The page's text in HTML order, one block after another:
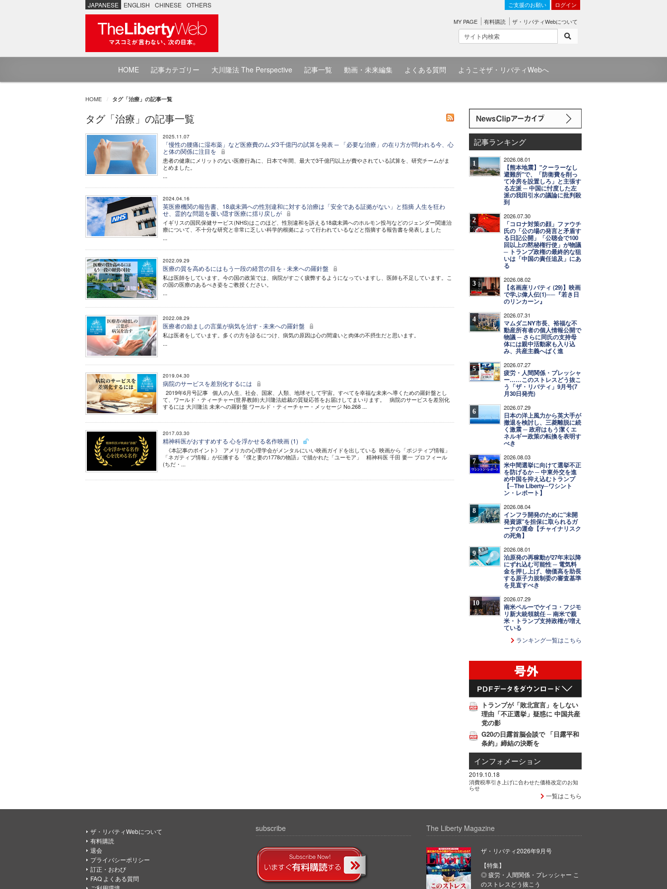
JAPANESE ENGLISH CHINESE OTHERS ご支援のお願い ログイン
MY PAGE 有料購読 ザ・リバティWebについて
HOME 記事カテゴリー 大川隆法 The Perspective 記事一覧 動画・未来編集 よくある質問 ようこそザ・リバティWebへ
HOME タグ「治療」の記事一覧
タグ「治療」の記事一覧
2025.11.07
「慢性の腰痛に湿布薬」など医療費のムダ3千億円の試算を発表 ─ 「必要な治療」の在り方が問われる今、心
と体の関係に注目を
患者の健康にメリットのない医療行為に、日本で年間、最大で3千億円以上が費やされている試算を、研究チームがま
とめました。
...
2024.04.16
英医療機関の報告書、18歳未満への性別違和に対する治療は「安全である証拠がない」と指摘 人生を狂わ
せ、霊的な問題を覆い隠す医療に揺り戻しが
イギリスの国民保健サービス(NHS)はこのほど、性別違和を訴える18歳未満へのホルモン投与などのジェンダー関連治
療について、不十分な研究と非常に乏しい科学的根拠によって行われているなどと指摘する報告書を発表しました
...
2022.09.29
医療の質を高めるにはもう一段の経営の目を - 未来への羅針盤
私は医師をしています。今の国の政策では、病院がすごく疲弊するようになっていますし、医師も不足しています。こ
の国の医療のあるべき姿をご教授ください。
...
2022.08.29
医療者の励ましの言葉が病気を治す - 未来への羅針盤
私は医者をしています。多くの方を診るにつけ、病気の原因は心の間違いと肉体の不摂生だと思います。
...
2019.04.30
病院のサービスを差別化するには
2019年6月号記事 個人の人生、社会、国家、人類、地球そして宇宙。すべてを幸福な未来へ導くための羅針盤とし
て、ワールド・ティーチャー(世界教師)大川隆法総裁の質疑応答をお届けしてまいります。 病院のサービスを差別化
するには 大川隆法 未来への羅針盤 ワールド・ティーチャー・メッセージ No.268 ...
2017.03.30
精神科医がおすすめする 心を浮かせる名作映画 (1)
《本記事のポイント》 アメリカの心理学会がメンタルにいい映画ガイドを出している 映画から「ポジティブ情報」
「ネガティブ情報」が伝播する 『僕と妻の1778の物語』で描かれた「ユーモア」 精神科医 千田 要一 プロフィール
(ちだ・...
記事ランキング
1 2026.08.01
【熊本地震】"クーラーなし
避難所"で、「防衛費を削っ
て冷房を設置しろ」と主張す
る左派 ─ 中国に忖度した左
派の我田引水の議論に批判殺
到
2 2026.07.30
「コロナ対策の顔」ファウチ
氏の「公の場の発言と矛盾す
る日記公開」「公聴会で100
回以上の黙秘権行使」が物議
─ トランプ政権の最終的な狙
いは「中国の責任追及」にあ
る
3 2026.08.02
【名画座リバティ (29)】映画
で学ぶ偉人伝(1)──『若き日
のリンカーン』
4 2026.07.31
マムダニNY市長、裕福な不
動産所有者の個人情報公開で
物議 ─ さらに同氏の支持母
体には親中活動家も入り込
み、共産主義へばく進
5 2026.07.27
疲労・人間関係・プレッシャ
ー……このストレスどう抜こ
う「ザ・リバティ」9月号(7
月30日発売)
6 2026.07.29
日本の洋上風力から英大手が
撤退を検討し、三菱離脱に続
く激震 ─ 政府はもう潔くエ
ネルギー政策の転換を表明す
べき
7 2026.08.03
米中間選挙に向けて選挙不正
を防げるか ─ 中東外交を進
め中国を抑え込むトランプ
【─The Liberty─ワシント
ン・レポート】
8 2026.08.04
インフラ開発のために"未開
発資源"を担保に取られるガ
ーナの運命【チャイナリスク
の死角】
9 2026.08.01
泊原発の再稼動が27年末以降
にずれ込む可能性 ─ 電気料
金を押し上げ、物価高を助長
する原子力規制委の審査基準
を見直すべき
10 2026.07.29
南米ペルーでケイコ・フジモ
リ新大統領就任 ─ 南米で親
米・トランプ支持政権が増え
ている
ランキング一覧はこちら
トランプが「敗北宣言」をしない
理由「不正選挙」疑惑に 中国共産
党の影
G20の日露首脳会談で 「日露平和
条約」締結の決断を
インフォメーション
2019.10.18
消費税率引き上げに合わせた価格改定のお知
らせ
一覧はこちら
ザ・リバティWebについて
有料購読
退会
プライバシーポリシー
訂正・おわび
FAQ よくある質問
subscribe The Liberty Magazine
ザ・リバティ2026年9月号
【特集】
◎ 疲労・人間関係・プレッシャー こ
のストレスどう抜こう